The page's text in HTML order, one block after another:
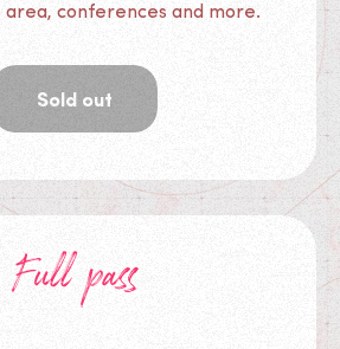
area, conferences and more.
Sold out
Full pass